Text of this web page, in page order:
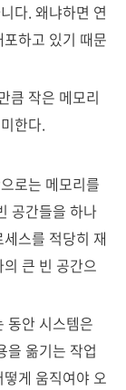
다. 왜냐하면 연
하고 있기 때문
큼 작은 메모리
한다.
로는 메모리를
공간들을 하나
스를 적당히 재
큰 빈 공간으
동안 시스템은
을 옮기는 작업
게 움직여야 오